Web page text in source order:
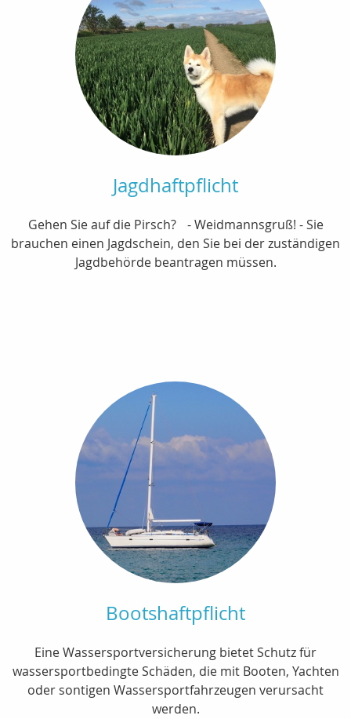
Jagdhaftpflicht
Gehen Sie auf die Pirsch? - Weidmannsgruß! - Sie
brauchen einen Jagdschein, den Sie bei der zuständigen
Jagdbehörde beantragen müssen.
Bootshaftpflicht
Eine Wassersportversicherung bietet Schutz für
wassersportbedingte Schäden, die mit Booten, Yachten
oder sontigen Wassersportfahrzeugen verursacht
werden.